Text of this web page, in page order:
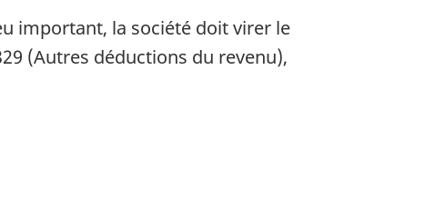
important, la société doit virer le
(Autres déductions du revenu),